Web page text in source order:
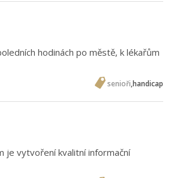
hodinách po městě, k lékařům
senioři,handicap
je vytvoření kvalitní informační